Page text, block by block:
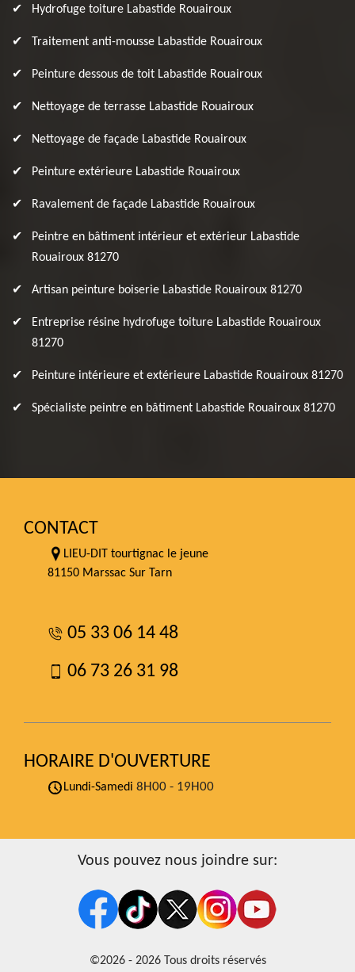
Hydrofuge toiture Labastide Rouairoux
Traitement anti-mousse Labastide Rouairoux
Peinture dessous de toit Labastide Rouairoux
Nettoyage de terrasse Labastide Rouairoux
Nettoyage de façade Labastide Rouairoux
Peinture extérieure Labastide Rouairoux
Ravalement de façade Labastide Rouairoux
Peintre en bâtiment intérieur et extérieur Labastide
Rouairoux 81270
Artisan peinture boiserie Labastide Rouairoux 81270
Entreprise résine hydrofuge toiture Labastide Rouairoux
81270
Peinture intérieure et extérieure Labastide Rouairoux 81270
Spécialiste peintre en bâtiment Labastide Rouairoux 81270
CONTACT
LIEU-DIT tourtignac le jeune
81150 Marssac Sur Tarn
05 33 06 14 48
06 73 26 31 98
HORAIRE D'OUVERTURE
Lundi-Samedi 8H00 - 19H00
Vous pouvez nous joindre sur:
©2026 - 2026 Tous droits réservés